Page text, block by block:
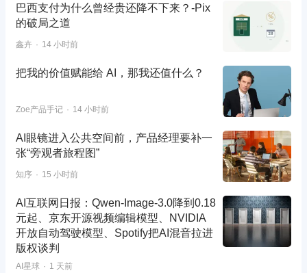
巴西支付为什么曾经贵还降不下来？-Pix
的破局之道
鑫卉 14 小时前
把我的价值赋能给 AI，那我还值什么？
Zoe产品手记 14 小时前
AI眼镜进入公共空间前，产品经理要补一
张“旁观者旅程图”
知序 15 小时前
AI互联网日报：Qwen-Image-3.0降到0.18
元起、京东开源视频编辑模型、NVIDIA
开放自动驾驶模型、Spotify把AI混音拉进
版权谈判
AI星球 1 天前